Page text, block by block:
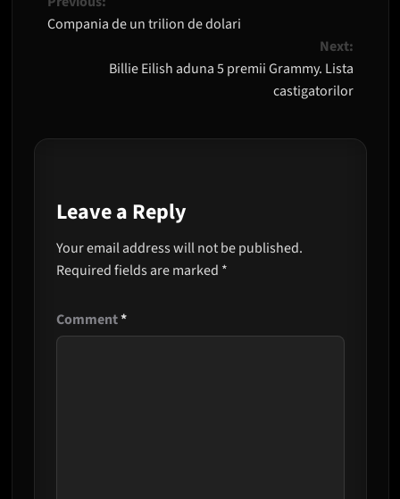
navigation
Compania de un trilion de dolari
Next:
Billie Eilish aduna 5 premii Grammy. Lista
castigatorilor
Leave a Reply
Your email address will not be published.
Required fields are marked *
Comment*